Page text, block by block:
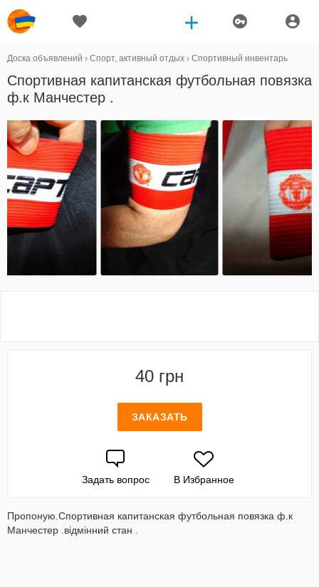
Доска объявлений › Спорт, активный отдых › Спортивный инвентарь
Спортивная капитанская футбольная повязка
ф.к Манчестер .
40 грн
ЗАКАЗАТЬ
Задать вопрос В Избранное
Пропоную.Спортивная капитанская футбольная повязка ф.к
Манчестер .відмінний стан .